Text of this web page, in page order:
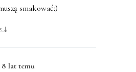
smakować:)
↓
8 lat temu